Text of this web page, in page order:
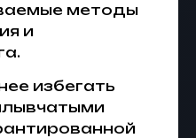
методы
и
избегать